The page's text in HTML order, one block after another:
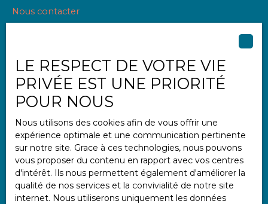
Nous contacter
Informations
Nos honoraires
Mentions légales
Politique de confidentialité
Plan du site
Gérer les cookies
Propulsé par
LE RESPECT DE VOTRE VIE
PRIVÉE EST UNE PRIORITÉ
POUR NOUS
Nous utilisons des cookies afin de vous offrir une
expérience optimale et une communication pertinente
sur notre site. Grace à ces technologies, nous pouvons
vous proposer du contenu en rapport avec vos centres
d'intérêt. Ils nous permettent également d'améliorer la
qualité de nos services et la convivialité de notre site
internet. Nous utiliserons uniquement les données